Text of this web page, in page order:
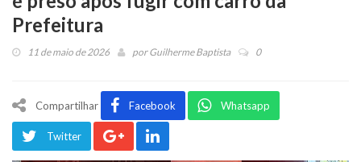
Prefeitura
11 de maio de 2026 porGuilherme Baptista 0
Compartilhar Facebook Whatsapp
Twitter